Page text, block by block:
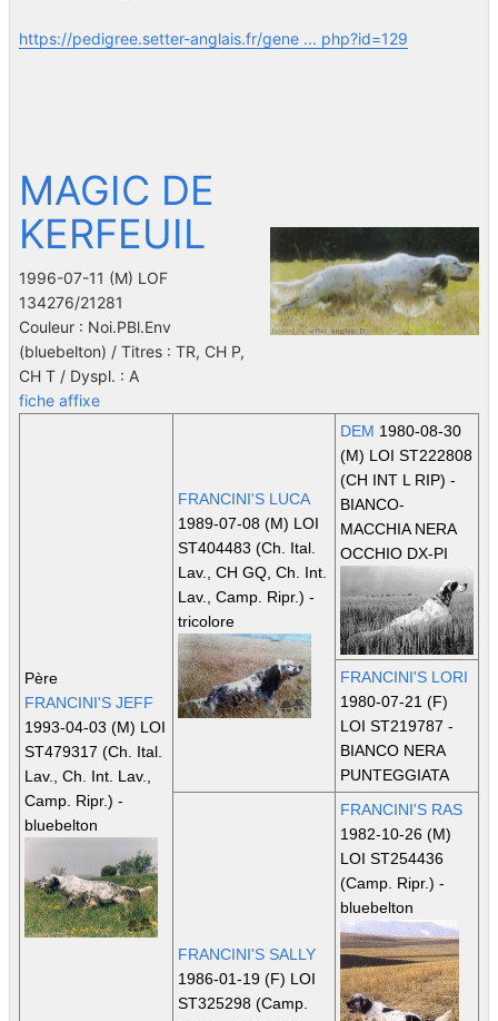
https://pedigree.setter-anglais.fr/gene ... php?id=129
MAGIC DE
KERFEUIL
1996-07-11 (M) LOF
134276/21281
Couleur : Noi.PBl.Env
(bluebelton) / Titres : TR, CH P,
CH T / Dyspl. : A
fiche affixe
Père
FRANCINI'S JEFF
1993-04-03 (M) LOI
ST479317 (Ch. Ital.
Lav., Ch. Int. Lav.,
Camp. Ripr.) -
bluebelton
FRANCINI'S LUCA
1989-07-08 (M) LOI
ST404483 (Ch. Ital.
Lav., CH GQ, Ch. Int.
Lav., Camp. Ripr.) -
tricolore
DEM 1980-08-30
(M) LOI ST222808
(CH INT L RIP) -
BIANCO-
MACCHIA NERA
OCCHIO DX-PI
FRANCINI'S LORI
1980-07-21 (F)
LOI ST219787 -
BIANCO NERA
PUNTEGGIATA
FRANCINI'S SALLY
1986-01-19 (F) LOI
ST325298 (Camp.
FRANCINI'S RAS
1982-10-26 (M)
LOI ST254436
(Camp. Ripr.) -
bluebelton